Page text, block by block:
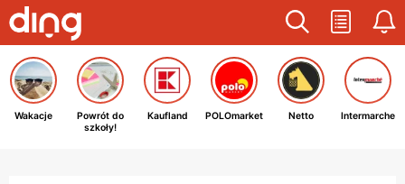
Wakacje
Powrót do
szkoły!
Kaufland POLOmarket Netto Intermarche